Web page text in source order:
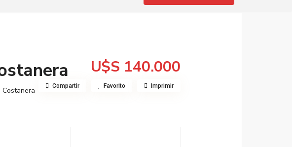
U$S 140.000
Costanera Compartir Favorito Imprimir